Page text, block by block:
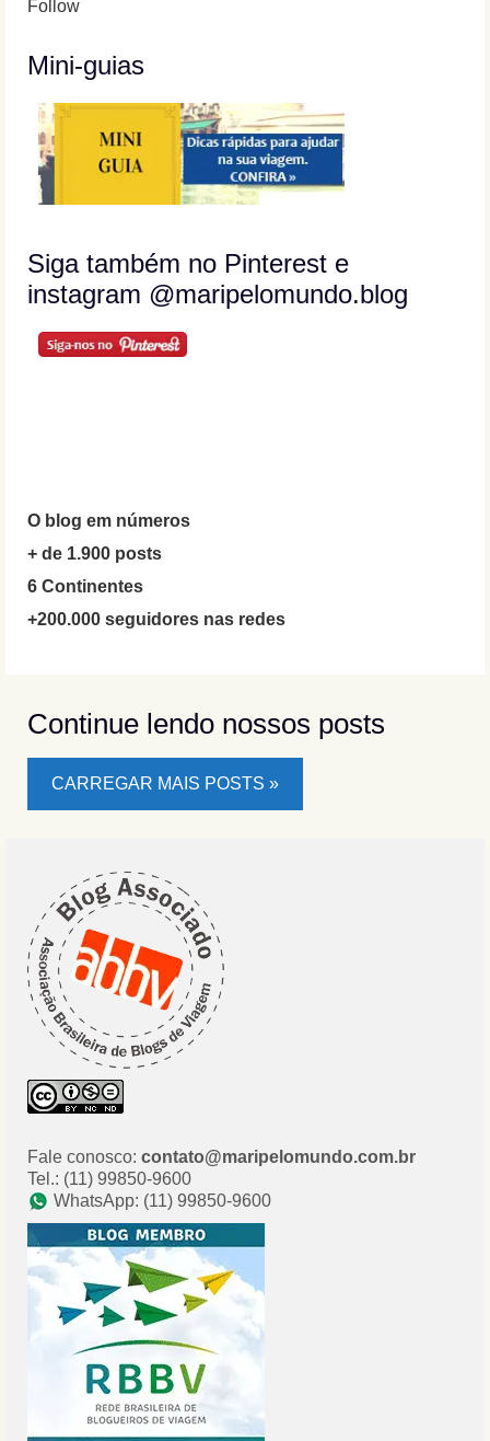
Follow
Mini-guias
Siga também no Pinterest e
instagram @maripelomundo.blog
O blog em números
+ de 1.900 posts
6 Continentes
+200.000 seguidores nas redes
Continue lendo nossos posts
CARREGAR MAIS POSTS »
Fale conosco: contato@maripelomundo.com.br
Tel.: (11) 99850-9600
WhatsApp: (11) 99850-9600